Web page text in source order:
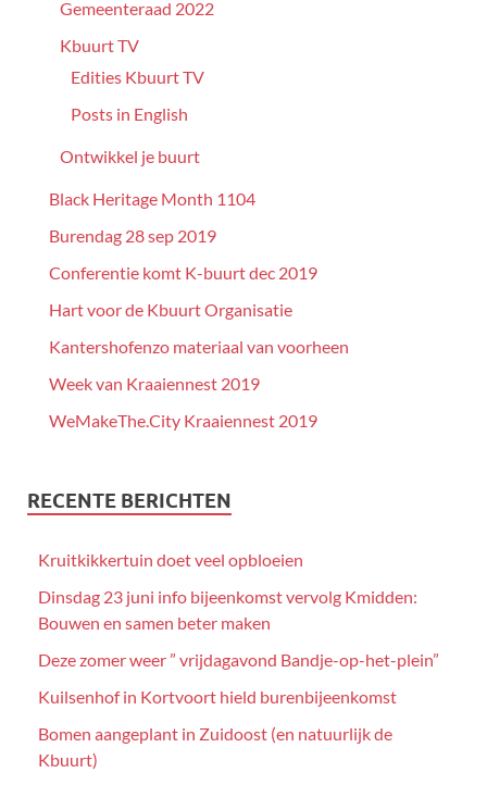
Gemeenteraad 2022
Kbuurt TV
Edities Kbuurt TV
Posts in English
Ontwikkel je buurt
Black Heritage Month 1104
Burendag 28 sep 2019
Conferentie komt K-buurt dec 2019
Hart voor de Kbuurt Organisatie
Kantershofenzo materiaal van voorheen
Week van Kraaiennest 2019
WeMakeThe.City Kraaiennest 2019
RECENTE BERICHTEN
Kruitkikkertuin doet veel opbloeien
Dinsdag 23 juni info bijeenkomst vervolg Kmidden:
Bouwen en samen beter maken
Deze zomer weer ” vrijdagavond Bandje-op-het-plein”
Kuilsenhof in Kortvoort hield burenbijeenkomst
Bomen aangeplant in Zuidoost (en natuurlijk de
Kbuurt)